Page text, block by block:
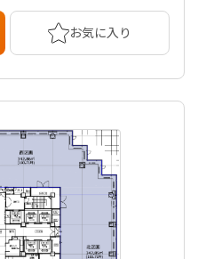
お気に入り